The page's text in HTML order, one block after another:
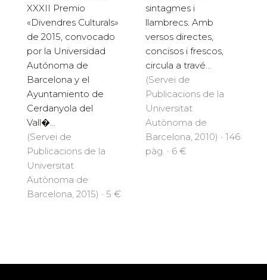
XXXII Premio
«Divendres Culturals»
de 2015, convocado
por la Universidad
Autónoma de
Barcelona y el
Ayuntamiento de
Cerdanyola del
Vall�...
(Servei de
Publicacions de la
Universitat
Autònoma de
Barcelona, 2015) · 5 €
sintagmes i
llambrecs. Amb
versos directes,
concisos i frescos,
circula a travé...
(Servei de
Publicacions de la
Universitat
Autònoma de
Barcelona, 2010) · 146
pàg. · 6 €